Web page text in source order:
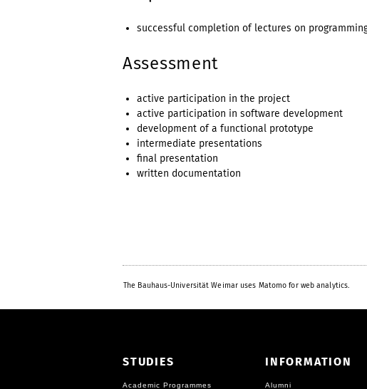
successful completion of lectures on
Assessment
active participation in the project
active participation in software development
development of a functional prototype
intermediate presentations
final presentation
written documentation
The Bauhaus-Universität Weimar uses Matomo for web analytics.
STUDIES
Academic Programmes
INFORMATION
Alumni